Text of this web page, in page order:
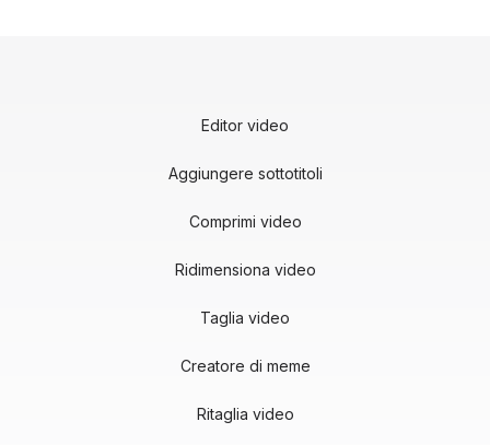
Editor video
Aggiungere sottotitoli
Comprimi video
Ridimensiona video
Taglia video
Creatore di meme
Ritaglia video